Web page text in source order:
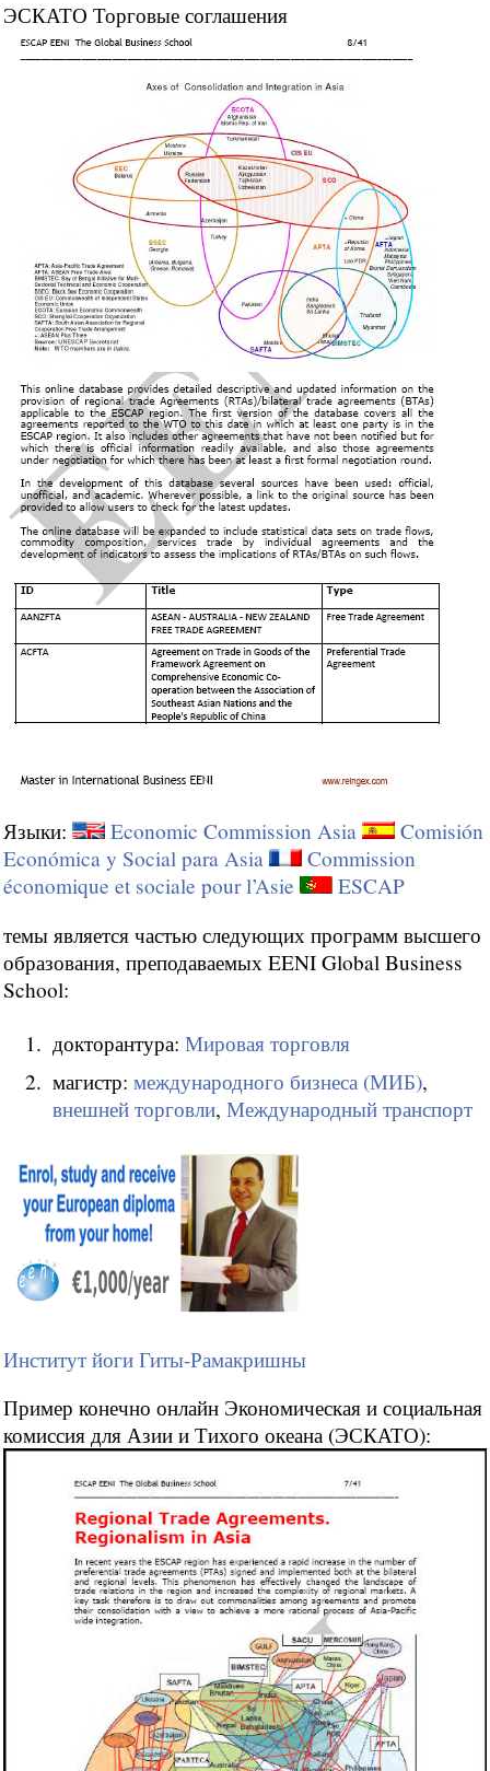
ЭСКАТО Торговые соглашения
Языки: Economic Commission Asia
Comisión
Económica y Social para Asia
Commission
économique et sociale pour l’Asie
ESCAP
темы является частью следующих программ высшего
образования, преподаваемых EENI Global Business
School:
докторантура: Мировая торговля
магистр: международного бизнеса (МИБ),
внешней торговли, Международный транспорт
Институт йоги Гиты-Рамакришны
Пример конечно онлайн Экономическая и социальная
комиссия для Азии и Тихого океана (ЭСКАТО):